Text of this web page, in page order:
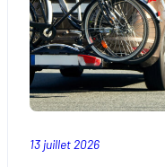
13 juillet 2026